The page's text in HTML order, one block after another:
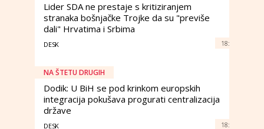
Lider SDA ne prestaje s kritiziranjem
stranaka bošnjačke Trojke da su "previše
dali" Hrvatima i Srbima
DESK 18:
NA ŠTETU DRUGIH
Dodik: U BiH se pod krinkom europskih
integracija pokušava progurati centralizacija
države
DESK 18: